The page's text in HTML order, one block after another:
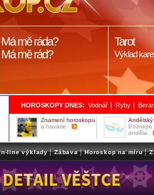
Má mě ráda?
Má mě rád?
Tarot
Výklad
HOROSKOPY DNES: Vodnář Ryby
Znamení horoskopu
a havárie.
Andělský
Poznejte
anděla.
line výklady | Zábava | Horoskop na míru |